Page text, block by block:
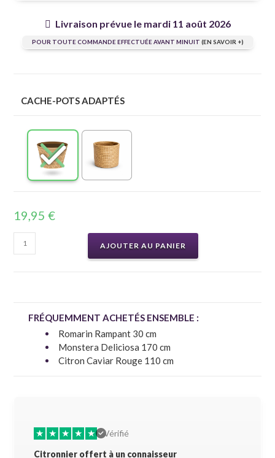
Livraison prévue le mardi 11 août 2026
POUR TOUTE COMMANDE EFFECTUÉE AVANT MINUIT (EN SAVOIR +)
CACHE-POTS ADAPTÉS
19,95€
AJOUTER AU PANIER
FRÉQUEMMENT ACHETÉS ENSEMBLE :
Romarin Rampant 30 cm
Monstera Deliciosa 170 cm
Citron Caviar Rouge 110 cm
★ ★ ★ ★ ★
Vérifié
Citronnier offert à un connaisseur